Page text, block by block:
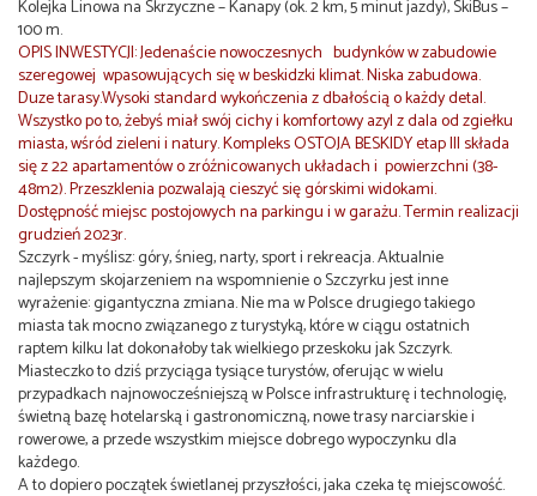
Kolejka Linowa na Skrzyczne – Kanapy (ok. 2 km, 5 minut jazdy), SkiBus –
100 m.
OPIS INWESTYCJI: Jedenaścienowoczesnych budynków w zabudowie
szeregowej wpasowujących się w beskidzki klimat. Niska zabudowa.
Duze tarasy.Wysoki standard wykończenia z dbałością o każdy detal.
Wszystko po to, żebyś miał swój cichy i komfortowy azyl z dala od zgiełku
miasta, wśród zieleni i natury. Kompleks OSTOJA BESKIDY etap III składa
się z 22 apartamentów o zróźnicowanych układach i powierzchni (38-
48m2). Przeszklenia pozwalają cieszyć się górskimi widokami.
Dostępność miejsc postojowych na parkingu i w garażu. Termin realizacji
grudzień 2023r.
Szczyrk - myślisz: góry, śnieg, narty, sport i rekreacja. Aktualnie
najlepszym skojarzeniem na wspomnienie o Szczyrku jest inne
wyrażenie: gigantyczna zmiana. Nie ma w Polsce drugiego takiego
miasta tak mocno związanego z turystyką, które w ciągu ostatnich
raptem kilku lat dokonałoby tak wielkiego przeskoku jak Szczyrk.
Miasteczko to dziś przyciąga tysiące turystów, oferując w wielu
przypadkach najnowocześniejszą w Polsce infrastrukturę i technologię,
świetną bazę hotelarską i gastronomiczną, nowe trasy narciarskie i
rowerowe, a przede wszystkim miejsce dobrego wypoczynku dla
każdego.
A to dopiero początek świetlanej przyszłości, jaka czeka tę miejscowość.